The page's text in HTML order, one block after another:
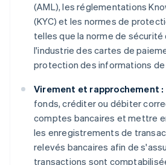
(AML), les réglementations
(KYC) et les normes de
telles que la norme de
l'industrie des cartes de
protection des informations
Virement et rapprochement :
fonds, créditer ou débiter
comptes bancaires et mettre
les enregistrements de
relevés bancaires afin de
transactions sont